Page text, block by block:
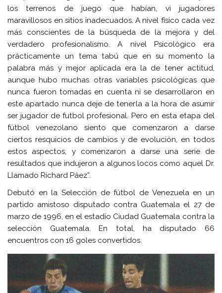
los terrenos de juego que habían, vi jugadores
maravillosos en sitios inadecuados. A nivel físico cada vez
más conscientes de la búsqueda de la mejora y del
verdadero profesionalismo. A nivel Psicológico era
prácticamente un tema tabú que en su momento la
palabra más y mejor aplicada era la de tener actitud,
aunque hubo muchas otras variables psicológicas que
nunca fueron tomadas en cuenta ni se desarrollaron en
este apartado nunca deje de tenerla a la hora de asumir
ser jugador de futbol profesional. Pero en esta etapa del
fútbol venezolano siento que comenzaron a darse
ciertos resquicios de cambios y de evolución, en todos
estos aspectos, y comenzaron a darse una serie de
resultados que indujeron a algunos locos como aquel Dr.
Llamado Richard Páez”.
Debutó en la Selección de fútbol de Venezuela en un
partido amistoso disputado contra Guatemala el 27 de
marzo de 1996, en el estadio Ciudad Guatemala contra la
selección Guatemala. En total, ha disputado 66
encuentros con 16 goles convertidos.